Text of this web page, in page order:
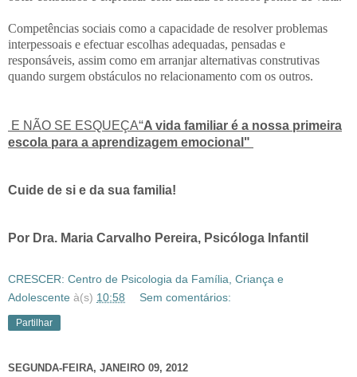
Competências sociais como a capacidade de resolver problemas
interpessoais e efectuar escolhas adequadas, pensadas e
responsáveis, assim como em arranjar alternativas construtivas
quando surgem obstáculos no relacionamento com os outros.
E NÃO SE ESQUEÇA“A vida familiar é a nossa primeira
escola para a aprendizagem emocional"
Cuide de si e da sua familia!
Por Dra. Maria Carvalho Pereira, Psicóloga Infantil
CRESCER: Centro de Psicologia da Família, Criança e
Adolescente à(s) 10:58 Sem comentários:
Partilhar
SEGUNDA-FEIRA, JANEIRO 09, 2012